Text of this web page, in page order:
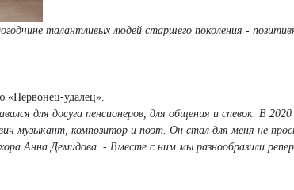
талантливых людей старшего поколения -
«Первонец-удалец».
для досуга пенсионеров, для общения и спевок. В
музыкант, композитор и поэт. Он стал для меня не
Анна Демидова. - Вместе с ним мы разнообразили